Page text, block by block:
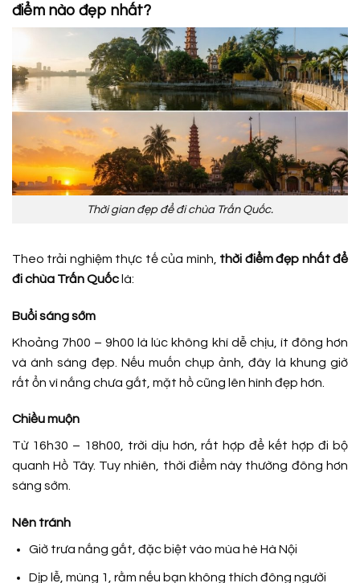
điểm nào đẹp nhất?
Thời gian đẹp để đi chùa Trấn Quốc.
Theo trải nghiệm thực tế của mình, thời điểm đẹp nhất để
đi chùa Trấn Quốc là:
Buổi sáng sớm
Khoảng 7h00 – 9h00 là lúc không khí dễ chịu, ít đông hơn
và ánh sáng đẹp. Nếu muốn chụp ảnh, đây là khung giờ
rất ổn vì nắng chưa gắt, mặt hồ cũng lên hình đẹp hơn.
Chiều muộn
Từ 16h30 – 18h00, trời dịu hơn, rất hợp để kết hợp đi bộ
quanh Hồ Tây. Tuy nhiên, thời điểm này thường đông hơn
sáng sớm.
Nên tránh
Giờ trưa nắng gắt, đặc biệt vào mùa hè Hà Nội
Dịp lễ, mùng 1, rằm nếu bạn không thích đông người